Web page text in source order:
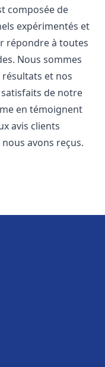
composée de
expérimentés et
répondre à toutes
Nous sommes
et nos
de notre
en témoignent
avis clients
avons reçus.